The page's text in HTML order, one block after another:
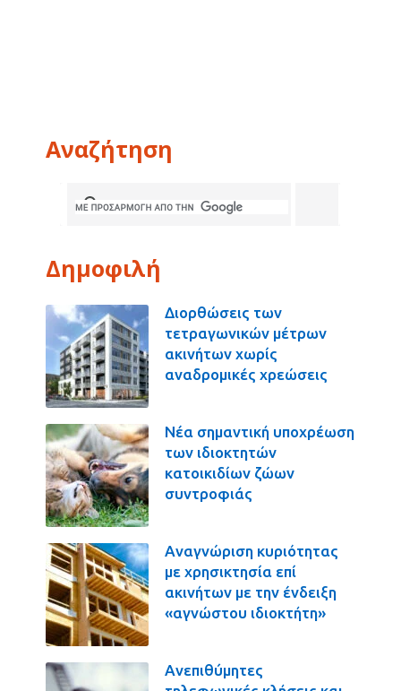
Αναζήτηση
Δημοφιλή
Διορθώσεις των
τετραγωνικών μέτρων
ακινήτων χωρίς
αναδρομικές χρεώσεις
Νέα σημαντική υποχρέωση
των ιδιοκτητών
κατοικιδίων ζώων
συντροφιάς
Αναγνώριση κυριότητας
με χρησικτησία επί
ακινήτων με την ένδειξη
«αγνώστου ιδιοκτήτη»
Ανεπιθύμητες